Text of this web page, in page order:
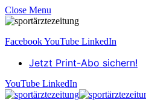
Close Menu
FacebookYouTube LinkedIn
Jetzt Print-Abo sichern!
YouTube LinkedIn